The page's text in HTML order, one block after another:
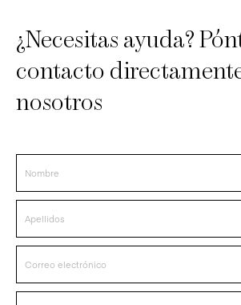
¿Necesitas ayuda?
contacto
nosotros